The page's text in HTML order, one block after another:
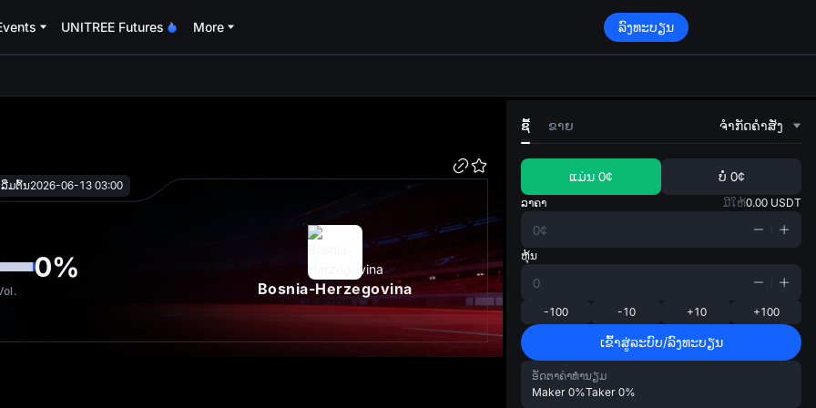
UNITREE Futures More ລົງທະບຽນ
ລີ່ມຕົ້ນ2026-06-13 03:00
0%
Bosnia-Herzegovina
ຊື້ ຂາຍ ຈໍາກັດຄໍາສັ່ງ
ແມ່ນ 0¢ ບໍ່ 0¢
ລາຄາ ມີໃຫ້0.00 USDT
ຫຸ້ນ
-100 -10 +10 +100
ເຂົ້າສູ່ລະບົບ/ລົງທະບຽນ
ອັດຕາຄ່າທຳນຽມ
Maker 0%Taker 0%